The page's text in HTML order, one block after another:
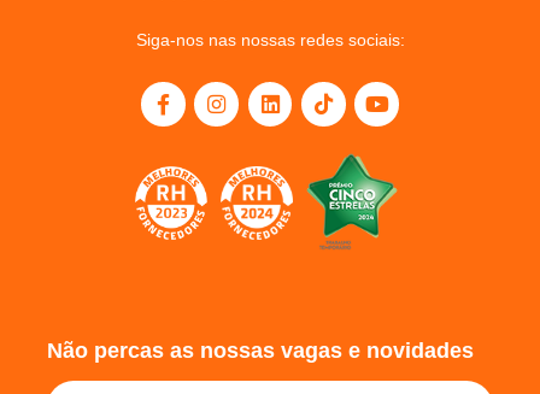
Siga-nos nas nossas redes sociais:
Não percas as nossas vagas e novidades